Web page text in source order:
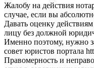
Жалобу на действия
случае, если вы
Давать оценку
лицу без должной
Именно поэтому, нужно
совет юристов портала
Правомерность и